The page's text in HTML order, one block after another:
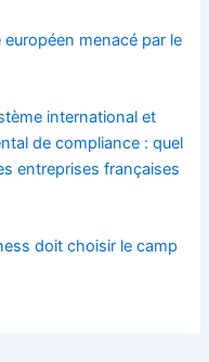
menacé par le
international et
de compliance : quel
entreprises françaises
doit choisir le camp